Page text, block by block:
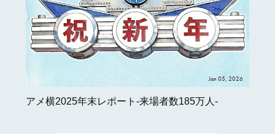
Jan 05, 2026
アメ横2025年末レポート-来場者数185万人-